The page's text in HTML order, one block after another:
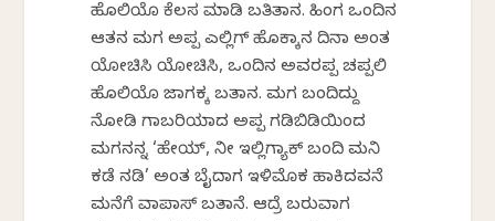
ಹೊಲಿಯೊ ಕೆಲಸ ಮಾಡಿ ಬರ್ತಿರ್ತಾನ. ಹಿಂಗ ಒಂದಿನ
ಆತನ ಮಗ ಅಪ್ಪ ಎಲ್ಲಿಗ್ ಹೊಕ್ಕಾನ ದಿನಾ ಅಂತ
ಯೋಚಿಸಿ ಯೋಚಿಸಿ, ಒಂದಿನ ಅವರಪ್ಪ ಚಪ್ಪಲಿ
ಹೊಲಿಯೊ ಜಾಗಕ್ಕ ಬರ್ತಾನ. ಮಗ ಬಂದಿದ್ದು
ನೋಡಿ ಗಾಬರಿಯಾದ ಅಪ್ಪ ಗಡಿಬಿಡಿಯಿಂದ
ಮಗನನ್ನ ‘ಹೇಯ್, ನೀ ಇಲ್ಲಿಗ್ಯಾಕ್ ಬಂದಿ ಮನಿ
ಕಡೆ ನಡಿ’ ಅಂತ ಬೈದಾಗ ಇಳಿಮೊಕ ಹಾಕಿದವನೆ
ಮನೆಗೆ ವಾಪಾಸ್ ಬರ್ತಾನೆ. ಆದ್ರೆ ಬರುವಾಗ